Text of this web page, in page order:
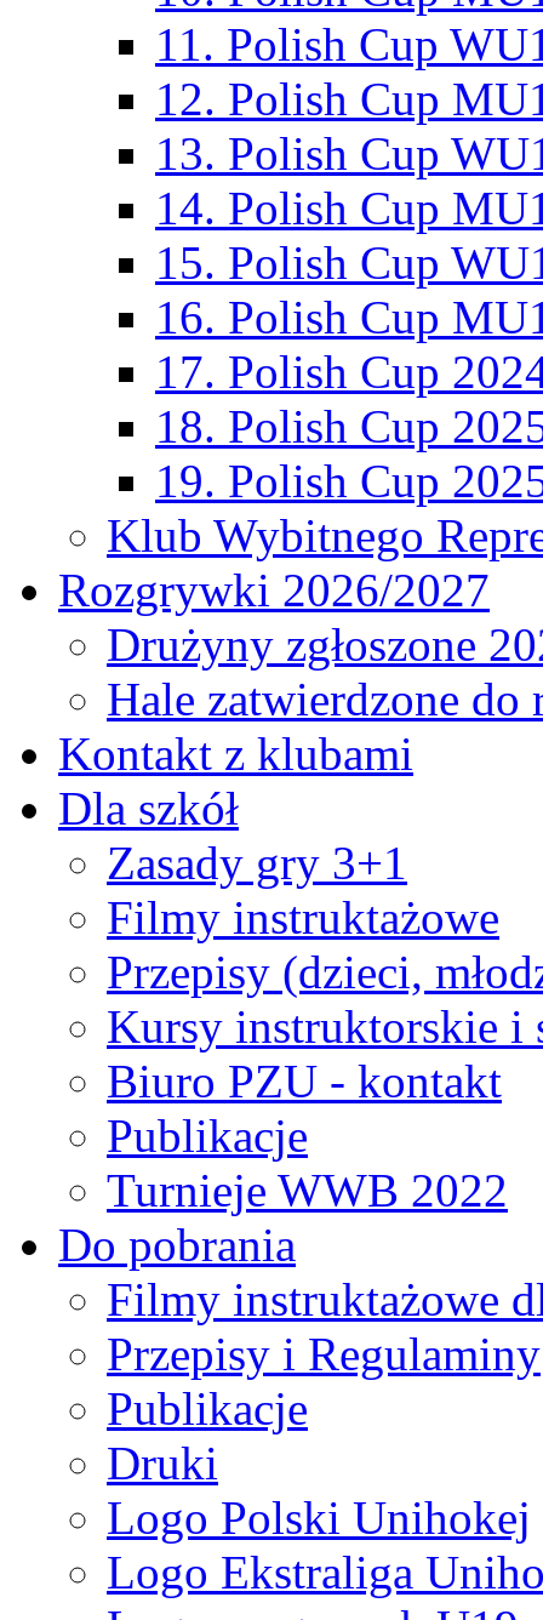
11. Polish Cup
12. Polish Cup
13. Polish Cup
14. Polish Cup
15. Polish Cup
16. Polish Cup
17. Polish Cup
18. Polish Cup
19. Polish Cup
Klub Wybitnego
Rozgrywki 2026/2027
Drużyny zgłoszone
Hale zatwierdzone
Kontakt z klubami
Dla szkół
Zasady gry 3+1
Filmy instruktażowe
Przepisy (dzieci,
Kursy instruktorskie i
Biuro PZU - kontakt
Publikacje
Turnieje WWB 2022
Do pobrania
Filmy instruktażowe
Przepisy i Regulaminy
Publikacje
Druki
Logo Polski Unihokej
Logo Ekstraliga